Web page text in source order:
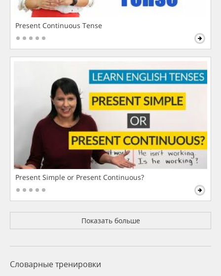
Present Continuous Tense
Present Simple or Present Continuous?
Показать больше
Словарные тренировки